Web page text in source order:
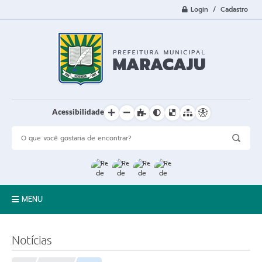
Login / Cadastro
Acessibilidade
MENU
Notícias